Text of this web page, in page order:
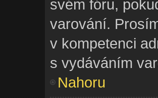
svém fóru,
varování.
v kompetenci
s vydáváním
Nahoru